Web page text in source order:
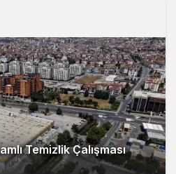
Temizlik Çalışması